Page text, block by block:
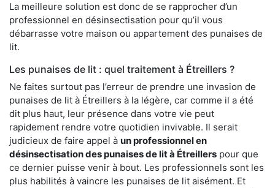
La meilleure solution est donc de se rapprocher d’un
professionnel en désinsectisation pour qu’il vous
débarrasse votre maison ou appartement des punaises de
lit.
Les punaises de lit : quel traitement à Étreillers ?
Ne faites surtout pas l’erreur de prendre une invasion de
punaises de lit à Étreillers à la légère, car comme il a été
dit plus haut, leur présence dans votre vie peut
rapidement rendre votre quotidien invivable. Il serait
judicieux de faire appel à un professionnel en
désinsectisation des punaises de lit à Étreillers pour que
ce dernier puisse venir à bout. Les professionnels sont les
plus habilités à vaincre les punaises de lit aisément. Et